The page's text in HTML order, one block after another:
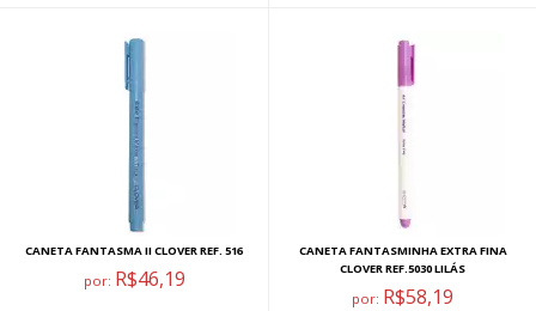
CANETA FANTASMA II CLOVER REF. 516
por: R$46,19
CANETA FANTASMINHA EXTRA FINA
CLOVER REF.5030 LILÁS
por: R$58,19